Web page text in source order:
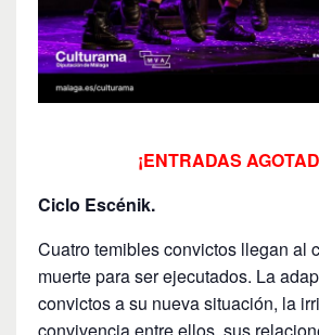
¡ENTRADAS
Ciclo Escénik.
Cuatro temibles convictos llegan al
muerte para ser ejecutados. La
convictos a su nueva situación, la